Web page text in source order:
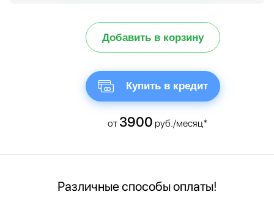
Добавить в корзину
Купить в кредит
от 3900 руб./месяц*
Различные способы оплаты!